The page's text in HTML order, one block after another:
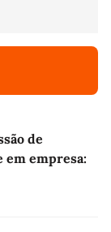
de
empresa: